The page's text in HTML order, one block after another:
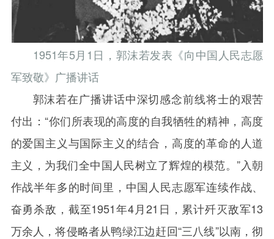
1951年5月1日，郭沫若发表《向中国人民志愿
军致敬》广播讲话
郭沫若在广播讲话中深切感念前线将士的艰苦
付出：“你们所表现的高度的自我牺牲的精神，高度
的爱国主义与国际主义的结合，高度的革命的人道
主义，为我们全中国人民树立了辉煌的模范。”入朝
作战半年多的时间里，中国人民志愿军连续作战、
奋勇杀敌，截至1951年4月21日，累计歼灭敌军13
万余人，将侵略者从鸭绿江边赶回“三八线”以南，彻